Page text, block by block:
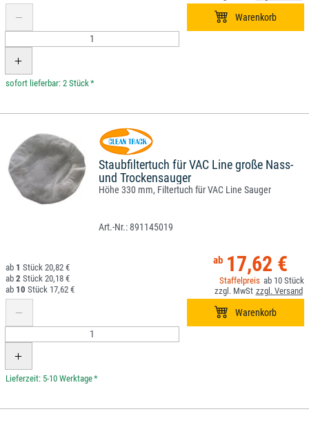
*
Staubfiltertuch für VAC Line große Nass-
und Trockensauger
Höhe 330 mm, Filtertuch für VAC Line Sauger
891145019
17,62 €
10
1
20,82 €
2
20,18 €
10
17,62 €
*